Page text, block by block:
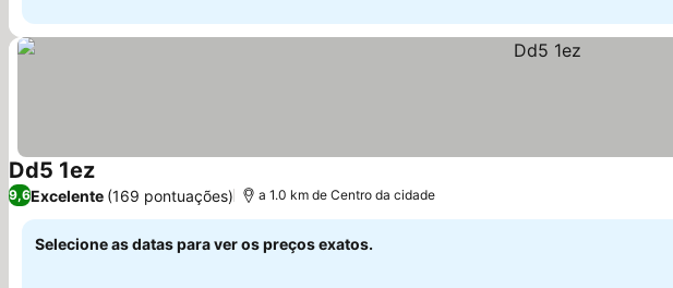
Dd5 1ezVer preços
9,6Excelente (169 pontuações) a 1.0 km de Centro da cidade
Selecione as datas para ver os preços exatos.